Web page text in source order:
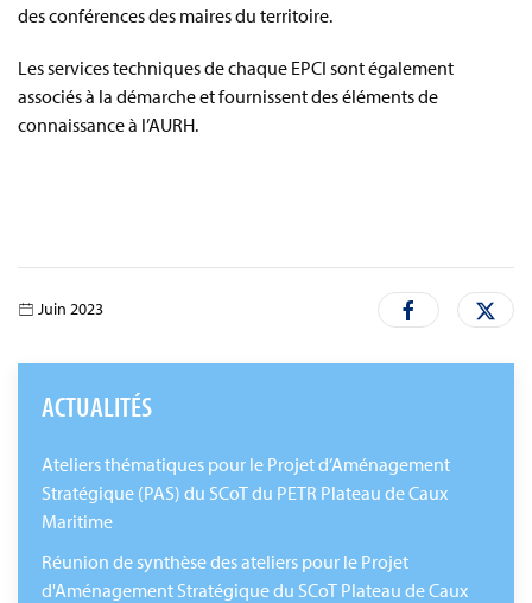
des conférences des maires du territoire.
Les services techniques de chaque EPCI sont également
associés à la démarche et fournissent des éléments de
connaissance à l’AURH.
Juin 2023
ACTUALITÉS
Ateliers thématiques pour le Projet d’Aménagement
Stratégique (PAS) du SCoT du PETR Plateau de Caux
Maritime
Réunion de synthèse des ateliers pour le Projet
d'Aménagement Stratégique du SCoT Plateau de Caux